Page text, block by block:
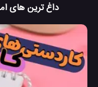
داغ ترین های